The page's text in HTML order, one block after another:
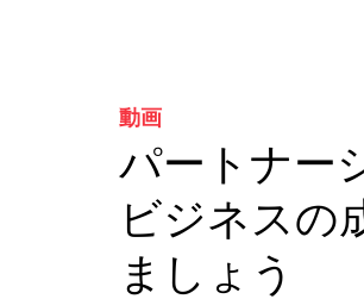
動画
パートナー
ビジネスの
ましょう